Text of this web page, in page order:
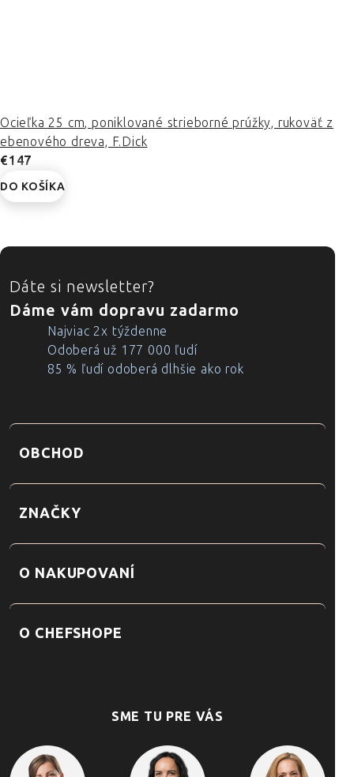
Ocieľka 25 cm, poniklované strieborné prúžky, rukoväť z
ebenového dreva, F.Dick
€147
DO KOŠÍKA
ZÁPÄTIE
Dáte si newsletter?
Dáme vám dopravu zadarmo
Najviac 2x týždenne
Odoberá už 177 000 ľudí
85 % ľudí odoberá dlhšie ako rok
OBCHOD
ZNAČKY
O NAKUPOVANÍ
O CHEFSHOPE
SME TU PRE VÁS